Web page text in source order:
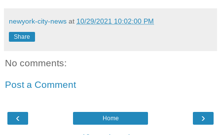
newyork-city-news at 10/29/2021 10:02:00 PM
Share
No comments:
Post a Comment
‹ ›
Home